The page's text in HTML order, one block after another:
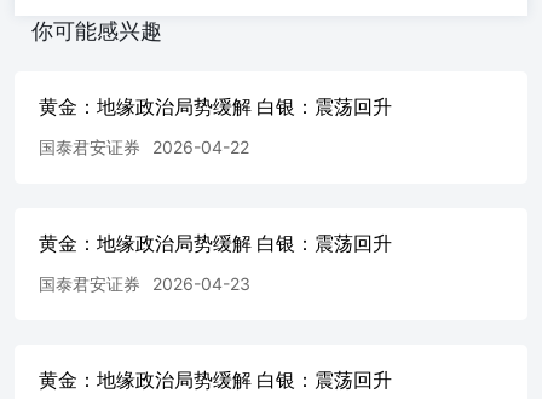
凭借本内容进行具体操作。 分析师声明 作者具有中国期货
业协会授予的期货投资咨询执业资格或相当的专业胜任能
不同设想、见解及分析方法。本报告所载的观点并不代表本
明 本报告的信息来源于已公开的资料，但本公司对该等信
日后的表现依据。在不同时期，或因使用不同假设和标准，
采用不同观点和分析方法，本公司可发出与本报告所载资
改，投资者应当自行关注相应的更新或修改。 本报告中所
你可能感兴趣
黄金：地缘政治局势缓解 白银：震荡回升
国泰君安证券 2026-04-22
黄金：地缘政治局势缓解 白银：震荡回升
国泰君安证券 2026-04-23
黄金：地缘政治局势缓解 白银：震荡回升